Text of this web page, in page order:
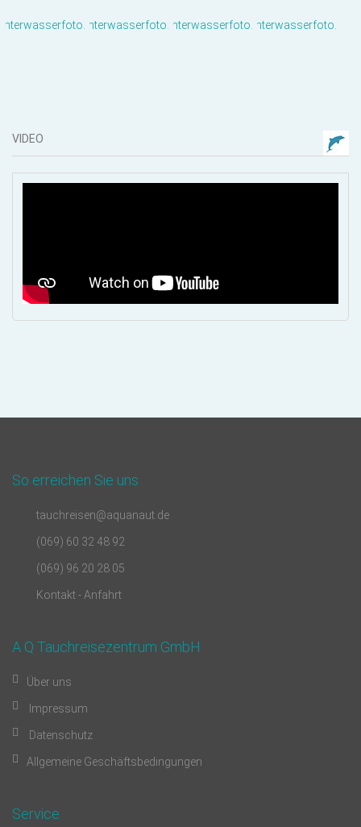
VIDEO
So erreichen Sie uns
tauchreisen@aquanaut.de
(069) 60 32 48 92
(069) 96 20 28 05
Kontakt - Anfahrt
A Q Tauchreisezentrum GmbH
Über uns
Impressum
Datenschutz
Allgemeine Geschäftsbedingungen
Service